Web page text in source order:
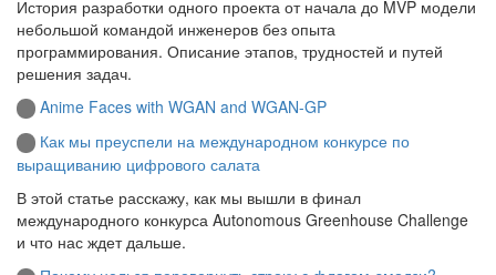
История разработки одного проекта от начала до MVP модели
небольшой командой инженеров без опыта
программирования. Описание этапов, трудностей и путей
решения задач.
Anime Faces with WGAN and WGAN-GP
Как мы преуспели на международном конкурсе по
выращиванию цифрового салата
В этой статье расскажу, как мы вышли в финал
международного конкурса Autonomous Greenhouse Challenge
и что нас ждет дальше.